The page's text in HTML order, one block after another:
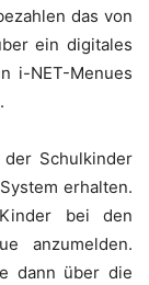
das von
ein digitales
i-NET-Menues
Schulkinder
erhalten.
bei den
anzumelden.
dann über die